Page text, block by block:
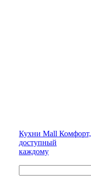
Кухни Mall Комфорт,
доступный
каждому